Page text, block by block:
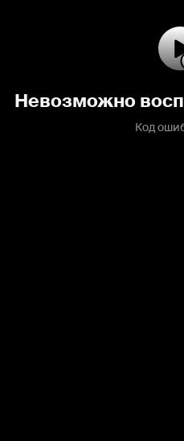
Невозможно
Код